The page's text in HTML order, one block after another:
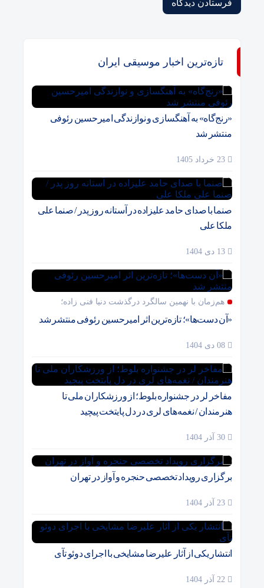
تازه‌ترین اخبار موسیقی ایران
«رنج‌گاه» به آهنگسازی و نوازندگی امیرحسین رئوفی
منتشر شد
صنما با صدای حامد علیزاده در آستانه روز پدر / صنما علی
ملکا علی
هم‌زمان با نهمین سالگرد درگذشت دنیا فنی زاده؛
«آن دست‌ها»؛ تازه‌ترین اثر امیرحسین رئوفی منتشر شد
مفاخر لر در جشنواره بلوط؛ از ورزشکاران ملی تا
هنرمندان / نغمه‌های لری در دل پایتخت پیچید
برگزاری رویداد تخصصی حنجره و آواز در تهران
انتشار یکی از آثار علیرضا مشایخی با اجرای دوئو تآی